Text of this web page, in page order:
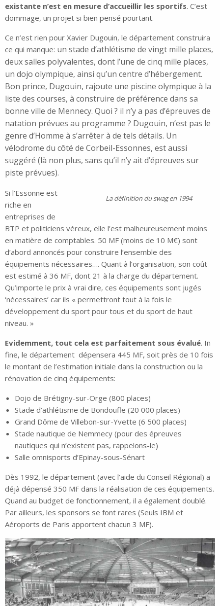
existante n’est en mesure d’accueillir les sportifs. C’est
dommage, un projet si bien pensé pourtant.
Ce n’est rien pour Xavier Dugouin, le département construira
ce qui manque: un stade d’athlétisme de vingt mille places,
deux salles polyvalentes, dont l’une de cinq mille places,
un dojo olympique, ainsi qu’un centre d’hébergement.
Bon prince, Dugouin, rajoute une piscine olympique à la
liste des courses, à construire de préférence dans sa
bonne ville de Mennecy. Quoi ? il n’y a pas d’épreuves de
natation prévues au programme ? Dugouin, n’est pas le
genre d’Homme à s’arrêter à de tels détails. Un
vélodrome du côté de Corbeil-Essonnes, est aussi
suggéré (là non plus, sans qu’il n’y ait d’épreuves sur
piste prévues).
La définition du swag en 1994
Si l’Essonne est
riche en
entreprises de
BTP et politiciens véreux, elle l’est malheureusement moins
en matière de comptables. 50 MF (moins de 10 M€) sont
d’abord annoncés pour construire l’ensemble des
équipements nécessaires…. Quant à l’organisation, son coût
est estimé à 36 MF, dont 21 à la charge du département.
Qu’importe le prix à vrai dire, ces équipements sont jugés
‘nécessaires’ car ils « permettront tout à la fois le
développement du sport pour tous et du sport de haut
niveau. »
Evidemment, tout cela est parfaitement sous évalué. In
fine, le département dépensera 445 MF, soit près de 10 fois
le montant de l’estimation initiale dans la construction ou la
rénovation de cinq équipements:
Dojo de Brétigny-sur-Orge (800 places)
Stade d’athlétisme de Bondoufle (20 000 places)
Grand Dôme de Villebon-sur-Yvette (6 500 places)
Stade nautique de Nemmecy (pour des épreuves
nautiques qui n’existent pas, rappelons-le)
Salle omnisports d’Epinay-sous-Sénart
Dès 1992, le département (avec l’aide du Conseil Régional) a
déjà dépensé 350 MF dans la réalisation de ces équipements.
Quand au budget de fonctionnement, il a également doublé.
Par ailleurs, les sponsors se font rares (Seuls IBM et
Aéroports de Paris apportent chacun 3 MF).